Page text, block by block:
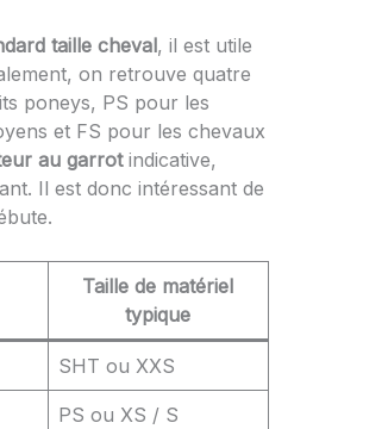
taille cheval, il est utile
on retrouve quatre
poneys, PS pour les
et FS pour les chevaux
au garrotindicative,
Il est donc intéressant de
Taille de matériel
typique
SHT ou XXS
PS ou XS / S